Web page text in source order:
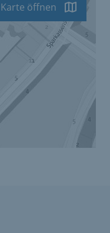
Karte öffnen